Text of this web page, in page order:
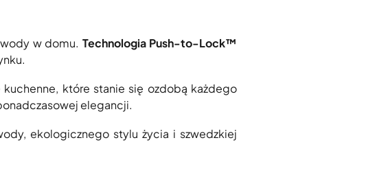
w domu. Technologia Push-to-Lock™
które stanie się ozdobą każdego
elegancji.
ekologicznego stylu życia i szwedzkiej